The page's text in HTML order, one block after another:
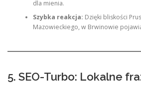
dla mienia.
Szybka reakcja: Dzięki bliskości
Mazowieckiego, w Brwinowie
5. SEO-Turbo: Lokalne